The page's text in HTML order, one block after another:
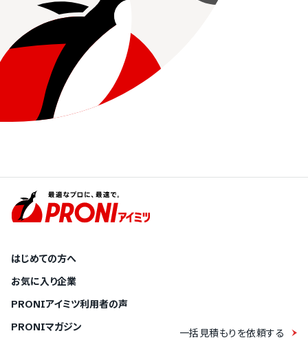
はじめての方へ
お気に入り企業
PRONIアイミツ利用者の声
PRONIマガジン
一括見積もりを依頼する